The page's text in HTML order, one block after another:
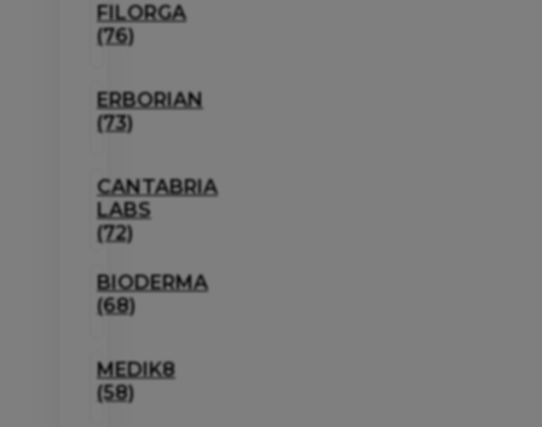
FILORGA
(76)
ERBORIAN
(73)
CANTABRIA
LABS
(72)
BIODERMA
(68)
MEDIK8
(58)